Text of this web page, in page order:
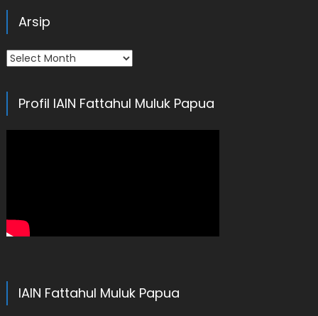
Arsip
Arsip
Profil IAIN Fattahul Muluk Papua
IAIN Fattahul Muluk Papua